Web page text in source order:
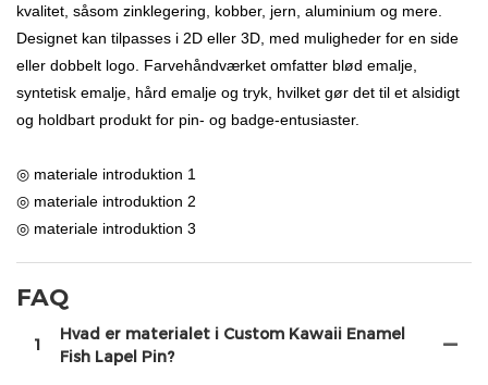
kvalitet, såsom zinklegering, kobber, jern, aluminium og mere.
Designet kan tilpasses i 2D eller 3D, med muligheder for en side
eller dobbelt logo. Farvehåndværket omfatter blød emalje,
syntetisk emalje, hård emalje og tryk, hvilket gør det til et alsidigt
og holdbart produkt for pin- og badge-entusiaster.
◎ materiale introduktion 1
◎ materiale introduktion 2
◎ materiale introduktion 3
FAQ
1
Hvad er materialet i Custom Kawaii Enamel
Fish Lapel Pin?